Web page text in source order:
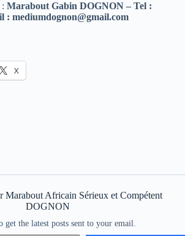
Marabout Gabin DOGNON – Tel :
: mediumdognon@gmail.com
X
Marabout Africain Sérieux et Compétent
DOGNON
get the latest posts sent to your email.